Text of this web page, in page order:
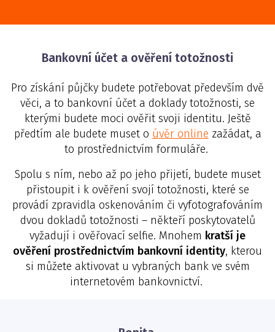
Bankovní účet a ověření totožnosti
Pro získání půjčky budete potřebovat především dvě
věci, a to bankovní účet a doklady totožnosti, se
kterými budete moci ověřit svoji identitu. Ještě
předtím ale budete muset o úvěr online zažádat, a
to prostřednictvím formuláře.
Spolu s ním, nebo až po jeho přijetí, budete muset
přistoupit i k ověření svojí totožnosti, které se
provádí zpravidla oskenováním či vyfotografováním
dvou dokladů totožnosti – někteří poskytovatelů
vyžadují i ověřovací selfie. Mnohem kratší je
ověření prostřednictvím bankovní identity, kterou
si můžete aktivovat u vybraných bank ve svém
internetovém bankovnictví.